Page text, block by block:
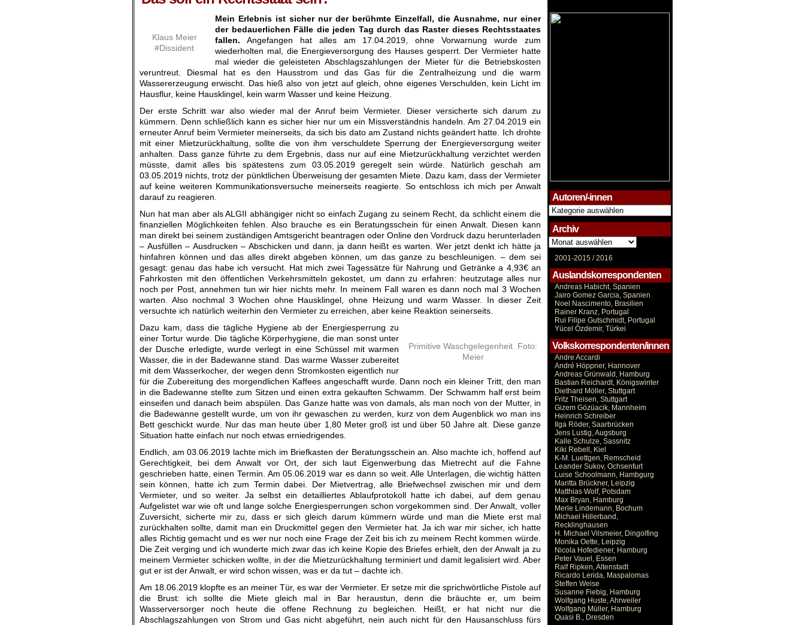
Klaus Meier
#Dissident
Mein Erlebnis ist sicher nur der berühmte Einzelfall, die Ausnahme, nur einer
der bedauerlichen Fälle die jeden Tag durch das Raster dieses Rechtsstaates
fallen. Angefangen hat alles am 17.04.2019, ohne Vorwarnung wurde zum
wiederholten mal, die Energieversorgung des Hauses gesperrt. Der Vermieter hatte
mal wieder die geleisteten Abschlagszahlungen der Mieter für die Betriebskosten
veruntreut. Diesmal hat es den Hausstrom und das Gas für die Zentralheizung und die warm
Wassererzeugung erwischt. Das hieß also von jetzt auf gleich, ohne eigenes Verschulden, kein Licht im
Hausflur, keine Hausklingel, kein warm Wasser und keine Heizung.
Der erste Schritt war also wieder mal der Anruf beim Vermieter. Dieser versicherte sich darum zu
kümmern. Denn schließlich kann es sicher hier nur um ein Missverständnis handeln. Am 27.04.2019 ein
erneuter Anruf beim Vermieter meinerseits, da sich bis dato am Zustand nichts geändert hatte. Ich drohte
mit einer Mietzurückhaltung, sollte die von ihm verschuldete Sperrung der Energieversorgung weiter
anhalten. Dass ganze führte zu dem Ergebnis, dass nur auf eine Mietzurückhaltung verzichtet werden
müsste, damit alles bis spätestens zum 03.05.2019 geregelt sein würde. Natürlich geschah am
03.05.2019 nichts, trotz der pünktlichen Überweisung der gesamten Miete. Dazu kam, dass der Vermieter
auf keine weiteren Kommunikationsversuche meinerseits reagierte. So entschloss ich mich per Anwalt
darauf zu reagieren.
Nun hat man aber als ALGII abhängiger nicht so einfach Zugang zu seinem Recht, da schlicht einem die
finanziellen Möglichkeiten fehlen. Also brauche es ein Beratungsschein für einen Anwalt. Diesen kann
man direkt bei seinem zuständigen Amtsgericht beantragen oder Online den Vordruck dazu herunterladen
– Ausfüllen – Ausdrucken – Abschicken und dann, ja dann heißt es warten. Wer jetzt denkt ich hätte ja
hinfahren können und das alles direkt abgeben können, um das ganze zu beschleunigen. – dem sei
gesagt: genau das habe ich versucht. Hat mich zwei Tagessätze für Nahrung und Getränke a 4,93€ an
Fahrkosten mit den öffentlichen Verkehrsmitteln gekostet, um dann zu erfahren: heutzutage alles nur
noch per Post, annehmen tun wir hier nichts mehr. In meinem Fall waren es dann noch mal 3 Wochen
warten. Also nochmal 3 Wochen ohne Hausklingel, ohne Heizung und warm Wasser. In dieser Zeit
versuchte ich natürlich weiterhin den Vermieter zu erreichen, aber keine Reaktion seinerseits.
Primitive Waschgelegenheit. Foto:
Meier
Dazu kam, dass die tägliche Hygiene ab der Energiesperrung zu
einer Tortur wurde. Die tägliche Körperhygiene, die man sonst unter
der Dusche erledigte, wurde verlegt in eine Schüssel mit warmen
Wasser, die in der Badewanne stand. Das warme Wasser zubereitet
mit dem Wasserkocher, der wegen denn Stromkosten eigentlich nur
für die Zubereitung des morgendlichen Kaffees angeschafft wurde. Dann noch ein kleiner Tritt, den man
in die Badewanne stellte zum Sitzen und einen extra gekauften Schwamm. Der Schwamm half erst beim
einseifen und danach beim abspülen. Das Ganze hatte was von damals, als man noch von der Mutter, in
die Badewanne gestellt wurde, um von ihr gewaschen zu werden, kurz von dem Augenblick wo man ins
Bett geschickt wurde. Nur das man heute über 1,80 Meter groß ist und über 50 Jahre alt. Diese ganze
Situation hatte einfach nur noch etwas erniedrigendes.
Endlich, am 03.06.2019 lachte mich im Briefkasten der Beratungsschein an. Also machte ich, hoffend auf
Gerechtigkeit, bei dem Anwalt vor Ort, der sich laut Eigenwerbung das Mietrecht auf die Fahne
geschrieben hatte, einen Termin. Am 05.06.2019 war es dann so weit. Alle Unterlagen, die wichtig hätten
sein können, hatte ich zum Termin dabei. Der Mietvertrag, alle Briefwechsel zwischen mir und dem
Vermieter, und so weiter. Ja selbst ein detailliertes Ablaufprotokoll hatte ich dabei, auf dem genau
Aufgelistet war wie oft und lange solche Energiesperrungen schon vorgekommen sind. Der Anwalt, voller
Zuversicht, sicherte mir zu, dass er sich gleich darum kümmern würde und man die Miete erst mal
zurückhalten sollte, damit man ein Druckmittel gegen den Vermieter hat. Ja ich war mir sicher, ich hatte
alles Richtig gemacht und es wer nur noch eine Frage der Zeit bis ich zu meinem Recht kommen würde.
Die Zeit verging und ich wunderte mich zwar das ich keine Kopie des Briefes erhielt, den der Anwalt ja zu
meinem Vermieter schicken wollte, in der die Mietzurückhaltung terminiert und damit legalisiert wird. Aber
gut er ist der Anwalt, er wird schon wissen, was er da tut – dachte ich.
Am 18.06.2019 klopfte es an meiner Tür, es war der Vermieter. Er setze mir die sprichwörtliche Pistole auf
die Brust: ich sollte die Miete gleich mal in Bar heraustun, denn die bräuchte er, um beim
Wasserversorger noch heute die offene Rechnung zu begleichen. Heißt, er hat nicht nur die
Abschlagszahlungen von Strom und Gas nicht abgeführt, nein auch nicht für den Hausanschluss fürs
Autoren/-innen
Autoren/-
innen
Archiv
Archiv
2001-2015 /2016
Auslandskorrespondenten
Andreas Habicht, Spanien
Jairo Gomez Garcia, Spanien
Noel Nascimento, Brasilien
Rainer Kranz, Portugal
Rui Filipe Gutschmidt, Portugal
Yücel Özdemir, Türkei
Volkskorrespondenten/innen
Andre Accardi
André Höppner, Hannover
Andreas Grünwald, Hamburg
Bastian Reichardt, Königswinter
Diethard Möller, Stuttgart
Fritz Theisen, Stuttgart
Gizem Gözüacik, Mannheim
Heinrich Schreiber
Ilga Röder, Saarbrücken
Jens Lustig, Augsburg
Kalle Schulze, Sassnitz
Kiki Rebell, Kiel
K-M. Luettgen, Remscheid
Leander Sukov, Ochsenfurt
Luise Schoolmann, Hambgurg
Maritta Brückner, Leipzig
Matthias Wolf, Potsdam
Max Bryan, Hamburg
Merle Lindemann, Bochum
Michael Hillerband,
Recklinghausen
H. Michael Vilsmeier, Dingolfing
Monika Oette, Leipzig
Nicola Hofediener, Hamburg
Peter Vauel, Essen
Ralf Ripken, Altenstadt
Ricardo Lerida, Maspalomas
Steffen Weise
Susanne Fiebig, Hamburg
Wolfgang Huste, Ahrweiler
Wolfgang Müller, Hamburg
Quasi B., Dresden